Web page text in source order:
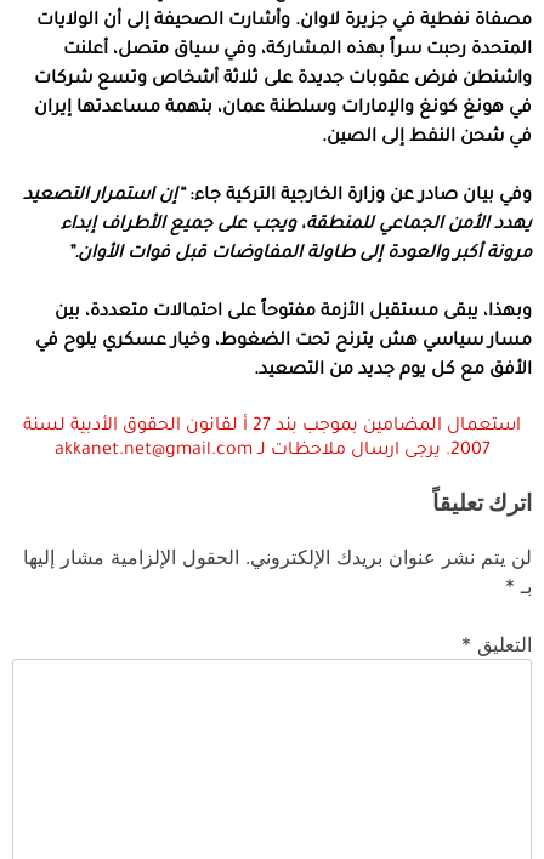
مصفاة نفطية في جزيرة لاوان. وأشارت الصحيفة إلى أن الولايات
المتحدة رحبت سراً بهذه المشاركة، وفي سياق متصل، أعلنت
واشنطن فرض عقوبات جديدة على ثلاثة أشخاص وتسع شركات
في هونغ كونغ والإمارات وسلطنة عمان، بتهمة مساعدتها إيران
في شحن النفط إلى الصين.
وفي بيان صادر عن وزارة الخارجية التركية جاء:“إن استمرار التصعيد
يهدد الأمن الجماعي للمنطقة، ويجب على جميع الأطراف إبداء
مرونة أكبر والعودة إلى طاولة المفاوضات قبل فوات الأوان.”
وبهذا، يبقى مستقبل الأزمة مفتوحاً على احتمالات متعددة، بين
مسار سياسي هش يترنح تحت الضغوط، وخيار عسكري يلوح في
الأفق مع كل يوم جديد من التصعيد.
استعمال المضامين بموجب بند 27 أ لقانون الحقوق الأدبية لسنة
2007. يرجى ارسال ملاحظات لـ akkanet.net@gmail.com
اترك تعليقاً
لن يتم نشر عنوان بريدك الإلكتروني. الحقول الإلزامية مشار إليها
بـ *
التعليق *